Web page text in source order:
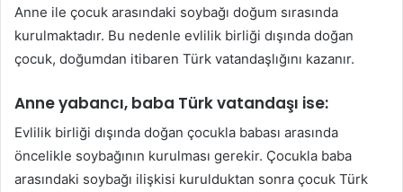
Anne ile çocuk arasındaki soybağı doğum sırasında
kurulmaktadır. Bu nedenle evlilik birliği dışında doğan
çocuk, doğumdan itibaren Türk vatandaşlığını kazanır.
Anne yabancı, baba Türk vatandaşı ise:
Evlilik birliği dışında doğan çocukla babası arasında
öncelikle soybağının kurulması gerekir. Çocukla baba
arasındaki soybağı ilişkisi kurulduktan sonra çocuk Türk